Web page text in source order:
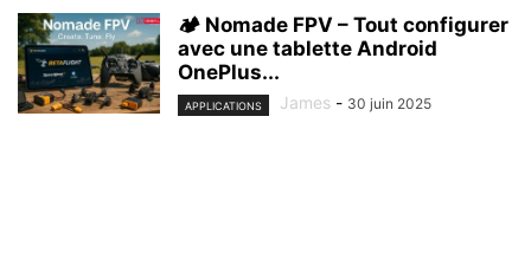
🏕️ Nomade FPV – Tout configurer
avec une tablette Android
OnePlus...
APPLICATIONS James - 30 juin 2025